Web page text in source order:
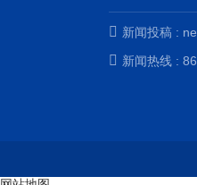
新闻投稿 :
新闻热线 :